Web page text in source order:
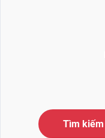
Tìm kiếm